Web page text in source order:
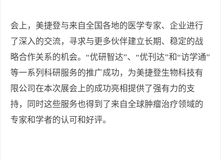
会上，美捷登与来自全国各地的医学专家、企业进行
了深入的交流，寻求与更多伙伴建立长期、稳定的战
略合作关系的机会。“优研智达”、“优刊达”和“访学通”
等一系列科研服务的推广成功，为美捷登生物科技有
限公司在本次展会上的成功亮相提供了强有力的支
持，同时这些服务也得到了来自全球肿瘤治疗领域的
专家和学者的认可和好评。